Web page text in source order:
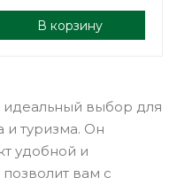
В корзину
выбор для
и туризма. Он
удобной и
вам с